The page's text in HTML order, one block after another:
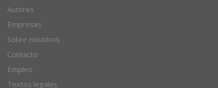
Autores
Empresas
Sobre nosotros
Contacto
Empleo
Textos legales